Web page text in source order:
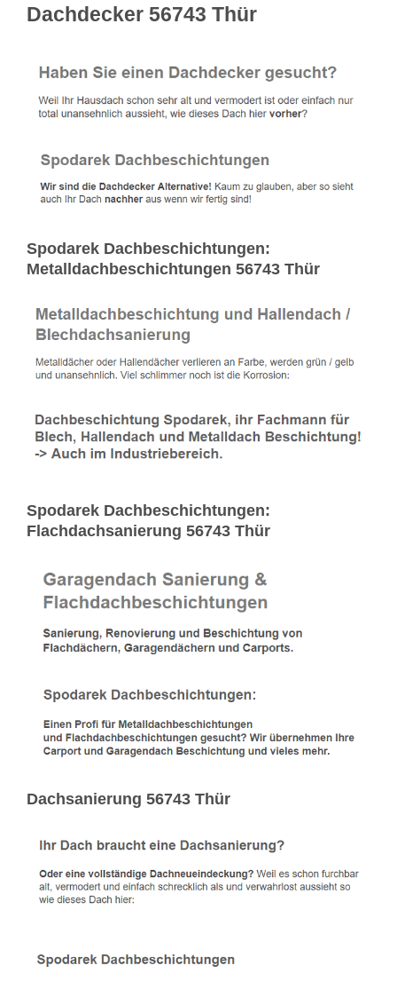
Dachdecker 56743 Thür
Spodarek Dachbeschichtungen:
Metalldachbeschichtungen 56743 Thür
Spodarek Dachbeschichtungen:
Flachdachsanierung 56743 Thür
Dachsanierung 56743 Thür